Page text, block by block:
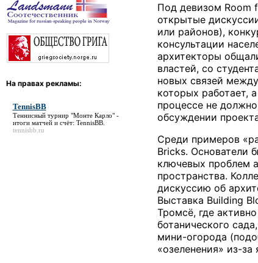
На правах рекламы:
TennisBB
Теннисный турнир "Монте Карло" -
итоги матчей и счёт: TennisBB.
tennisbb.ru
Под девизом Room
открытые
или районов),
консультации
архитекторы
властей, со
новых связей
которых работает,
процессе не
обсуждении
Среди примеров
Bricks. Основатели
ключевых проблем
пространства.
дискуссию об
Выставка Building
Тромсё, где
ботанического
мини-огорода
«озеленения» из-